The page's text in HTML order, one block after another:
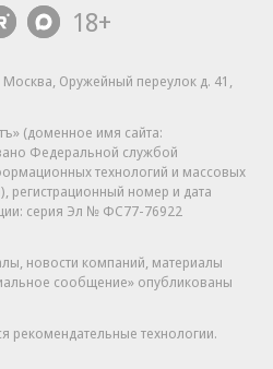
18+
Оружейный переулок д. 41,
(доменное имя сайта:
Федеральной службой
технологий и массовых
регистрационный номер и дата
серия Эл № ФС77-76922
новости компаний, материалы
сообщение» опубликованы
рекомендательные технологии.